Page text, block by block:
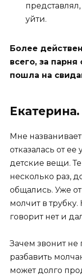
уйти.
Более
всего, за
пошла на
Екатерина.
Мне
отказалась от
детские вещи.
несколько раз,
общались. Уже от
молчит в
говорит нет и
Зачем звонит
разбавить
может долго